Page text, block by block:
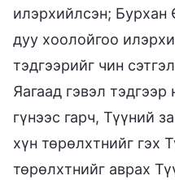
илэрхийлсэн; Бурхан
дуу хоолойгоо
тэдгээрийг чин
Яагаад гэвэл тэдгээр
гүнээс гарч, Түүний
хүн төрөлхтнийг гэх
төрөлхтнийг аврах